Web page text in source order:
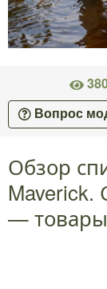
Вопрос
Обзор
— товары